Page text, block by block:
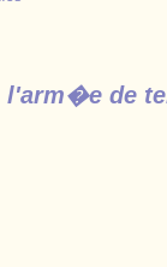
l'arm�e de